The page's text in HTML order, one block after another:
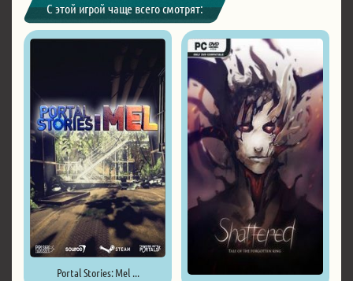
С этой игрой чаще всего смотрят:
Portal Stories: Mel ...